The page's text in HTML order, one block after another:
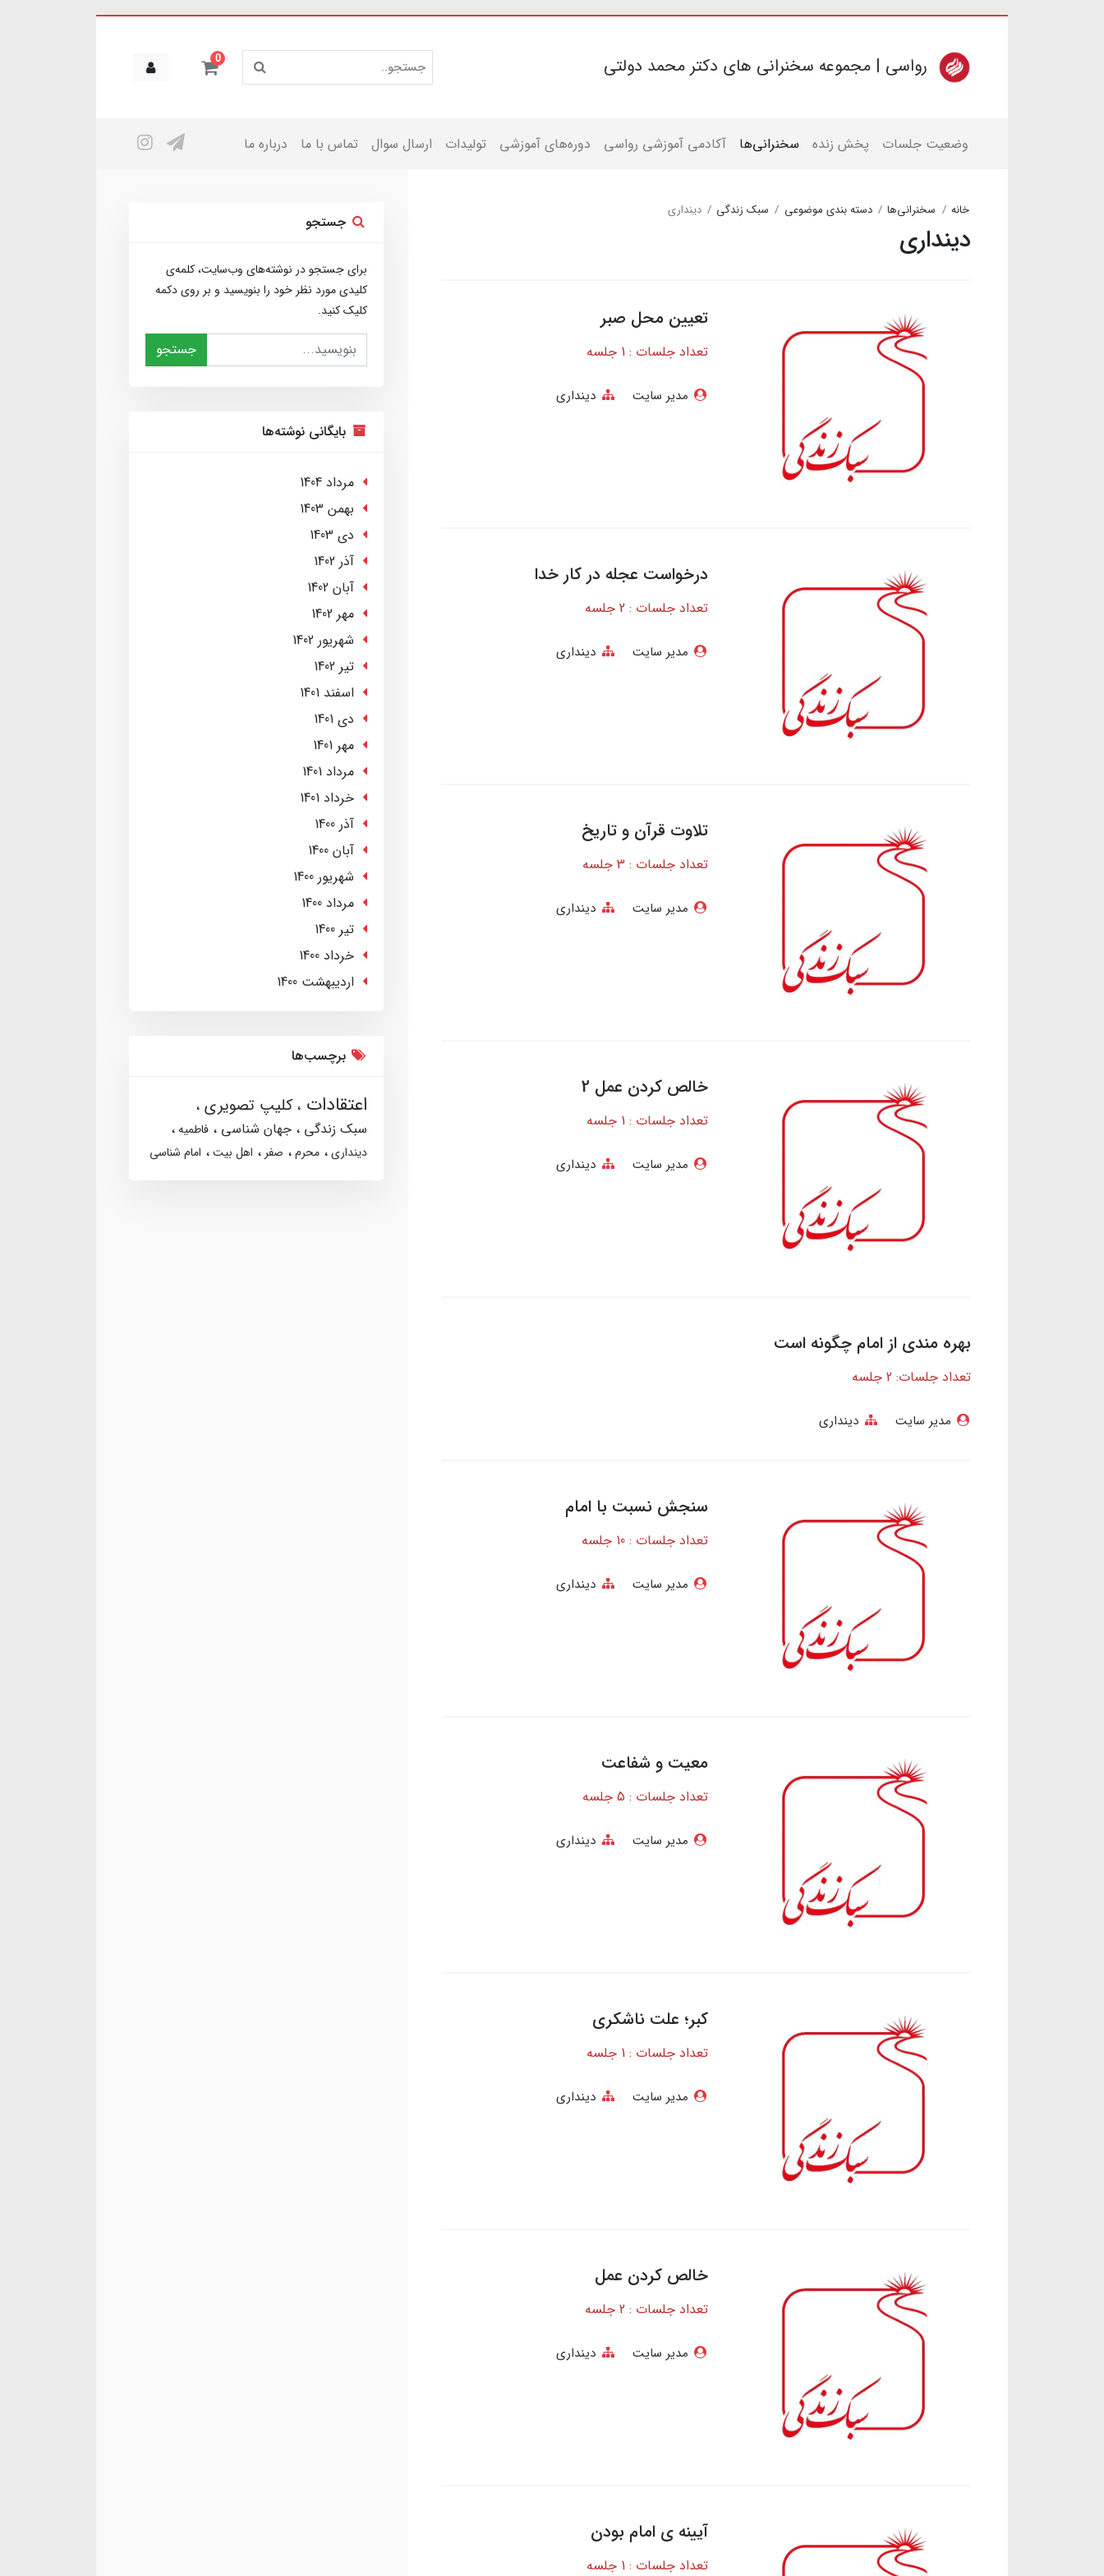
رواسی | مجموعه سخنرانی های دکتر محمد دولتی 0
وضعیت جلسات پخش زنده سخنرانی‌ها آکادمی آموزشی رواسی دوره‌های آموزشی تولیدات ارسال سوال تماس با ما درباره ما
خانه سخنرانی‌ها دسته بندی موضوعی سبک زندگی دینداری
دینداری
تعیین محل صبر
تعداد جلسات : 1 جلسه
مدیر سایت دینداری
درخواست عجله در کار خدا
تعداد جلسات : 2 جلسه
مدیر سایت دینداری
تلاوت قرآن و تاریخ
تعداد جلسات : 3 جلسه
مدیر سایت دینداری
خالص کردن عمل 2
تعداد جلسات : 1 جلسه
مدیر سایت دینداری
بهره مندی از امام چگونه است
تعداد جلسات: 2 جلسه
مدیر سایت دینداری
سنجش نسبت با امام
تعداد جلسات : 10 جلسه
مدیر سایت دینداری
معیت و شفاعت
تعداد جلسات : 5 جلسه
مدیر سایت دینداری
کبر؛ علت ناشکری
تعداد جلسات : 1 جلسه
مدیر سایت دینداری
خالص کردن عمل
تعداد جلسات : 2 جلسه
مدیر سایت دینداری
آیینه ی امام بودن
تعداد جلسات : 1 جلسه
جستجو
برای جستجو در نوشته‌های وب‌سایت، کلمه‌ی
کلیدی مورد نظر خود را بنویسید و بر روی دکمه
کلیک کنید.
جستجو
بایگانی نوشته‌ها
مرداد 1404
بهمن 1403
دی 1403
آذر 1402
آبان 1402
مهر 1402
شهریور 1402
تير 1402
اسفند 1401
دی 1401
مهر 1401
مرداد 1401
خرداد 1401
آذر 1400
آبان 1400
شهریور 1400
مرداد 1400
تير 1400
خرداد 1400
ارديبهشت 1400
برچسب‌ها
اعتقادات کلیپ تصویری
سبک زندگی جهان شناسی
فاطمیه
دینداری
محرم صفر اهل بیت امام شناسی